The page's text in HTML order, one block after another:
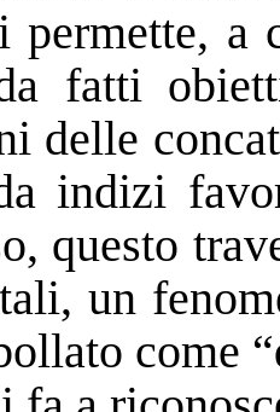
permette, a
fatti
delle
indizi
questo
un
come